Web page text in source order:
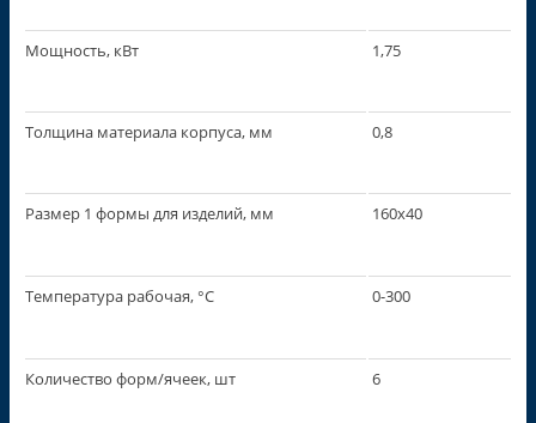
Мощность, кВт 1,75
Толщина материала корпуса, мм 0,8
Размер 1 формы для изделий, мм 160х40
Температура рабочая, °С 0-300
Количество форм/ячеек, шт 6